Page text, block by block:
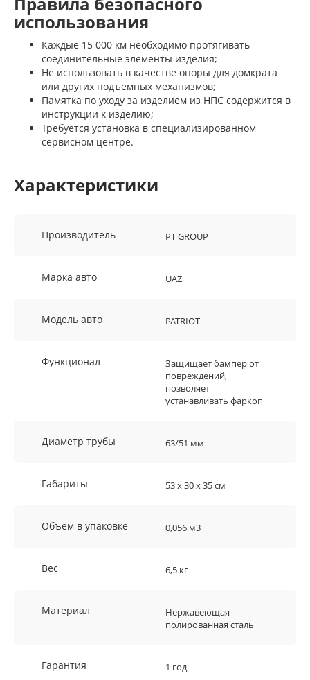
использования
Каждые 15 000 км необходимо протягивать
соединительные элементы изделия;
Не использовать в качестве опоры для домкрата
или других подъемных механизмов;
Памятка по уходу за изделием из НПС содержится в
инструкции к изделию;
Требуется установка в специализированном
сервисном центре.
Характеристики
Производитель PT GROUP
Марка авто UAZ
Модель авто PATRIOT
Функционал
Защищает бампер от
повреждений,
позволяет
устанавливать фаркоп
Диаметр трубы 63/51 мм
Габариты 53 х 30 х 35 см
Объем в упаковке 0,056 м3
Вес 6,5 кг
Материал
Нержавеющая
полированная сталь
Гарантия 1 год